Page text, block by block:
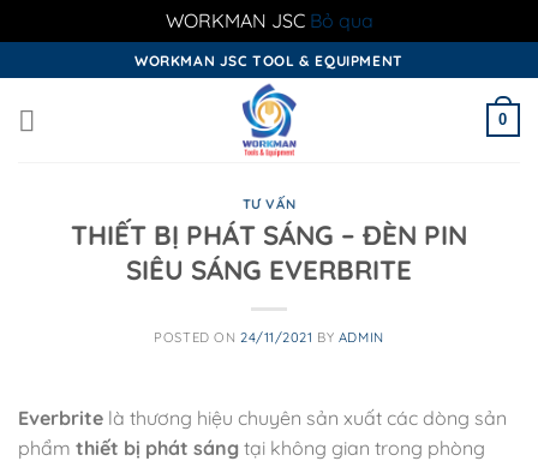
WORKMAN JSC Bỏ qua
to
content
WORKMAN JSC TOOL & EQUIPMENT
0
TƯ VẤN
THIẾT BỊ PHÁT SÁNG – ĐÈN PIN
SIÊU SÁNG EVERBRITE
POSTED ON 24/11/2021 BY ADMIN
Everbrite là thương hiệu chuyên sản xuất các dòng sản
phẩm thiết bị phát sáng tại không gian trong phòng